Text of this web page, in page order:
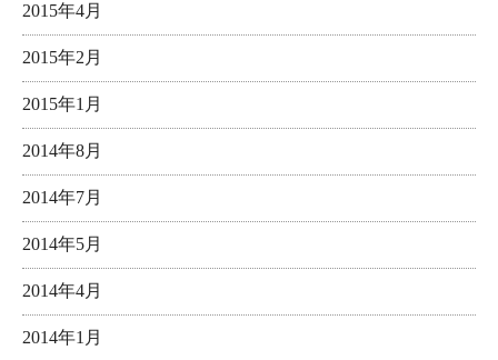
2015年4月
2015年2月
2015年1月
2014年8月
2014年7月
2014年5月
2014年4月
2014年1月